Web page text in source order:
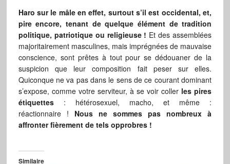
Haro sur le mâle en effet, surtout s’il est occidental, et,
pire encore, tenant de quelque élément de tradition
politique, patriotique ou religieuse ! Et des assemblées
majoritairement masculines, mais imprégnées de mauvaise
conscience, sont prêtes à tout pour se dédouaner de la
suspicion que leur composition fait peser sur elles.
Quiconque ne va pas dans le sens de ce courant dominant
s’expose, comme votre serviteur, à se voir coller les pires
étiquettes: hétérosexuel, macho, et même :
réactionnaire ! Nous ne sommes pas nombreux à
affronter fièrement de tels opprobres !
Similaire